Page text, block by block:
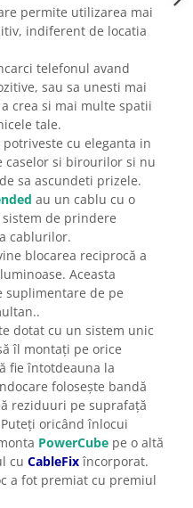
permite utilizarea mai
indiferent de locatia
telefonul avand
sau sa unesti mai
crea si mai multe spatii
tale.
potriveste cu eleganta in
caselor si birourilor si nu
sa ascundeti prizele.
au un cablu cu o
de prindere
cablurilor.
blocarea reciprocă a
Aceasta
suplimentare de pe
dotat cu un sistem unic
îl montați pe orice
fie întotdeauna la
folosește bandă
reziduuri pe suprafață
oricând înlocui
PowerCube pe o altă
cu CableFixîncorporat.
a fot premiat cu premiul